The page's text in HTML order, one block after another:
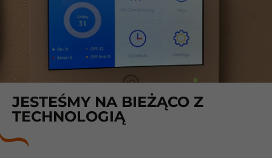
JESTEŚMY NA BIEŻĄCO Z
TECHNOLOGIĄ